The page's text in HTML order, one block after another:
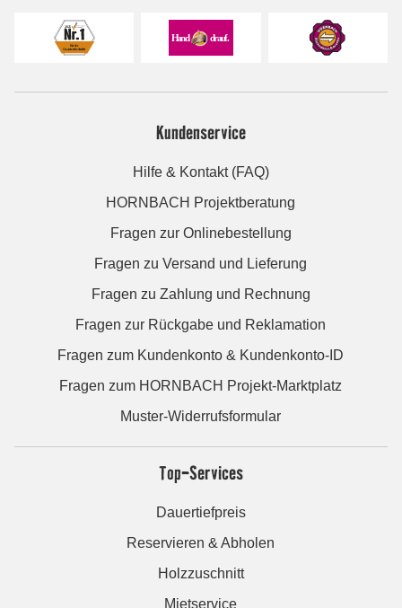
Kundenservice
Hilfe & Kontakt (FAQ)
HORNBACH Projektberatung
Fragen zur Onlinebestellung
Fragen zu Versand und Lieferung
Fragen zu Zahlung und Rechnung
Fragen zur Rückgabe und Reklamation
Fragen zum Kundenkonto & Kundenkonto-ID
Fragen zum HORNBACH Projekt-Marktplatz
Muster-Widerrufsformular
Top-Services
Dauertiefpreis
Reservieren & Abholen
Holzzuschnitt
Mietservice